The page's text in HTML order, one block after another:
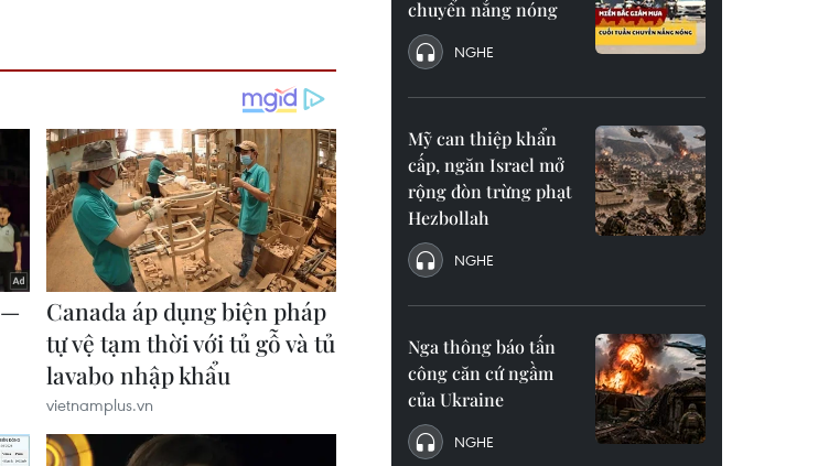
chuyển nắng nóng
NGHE
Mỹ can thiệp khẩn
cấp, ngăn Israel mở
rộng đòn trừng phạt
Hezbollah
NGHE
Nga thông báo tấn
công căn cứ ngầm
của Ukraine
NGHE